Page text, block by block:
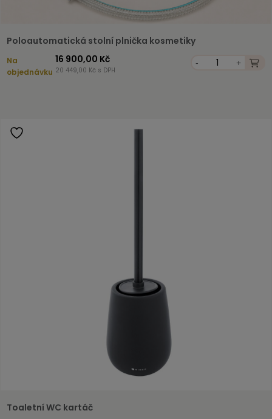
Poloautomatická stolní plnička kosmetiky
Na
objednávku
16 900,00 Kč
20 449,00 Kč s DPH
- +
Toaletní WC kartáč